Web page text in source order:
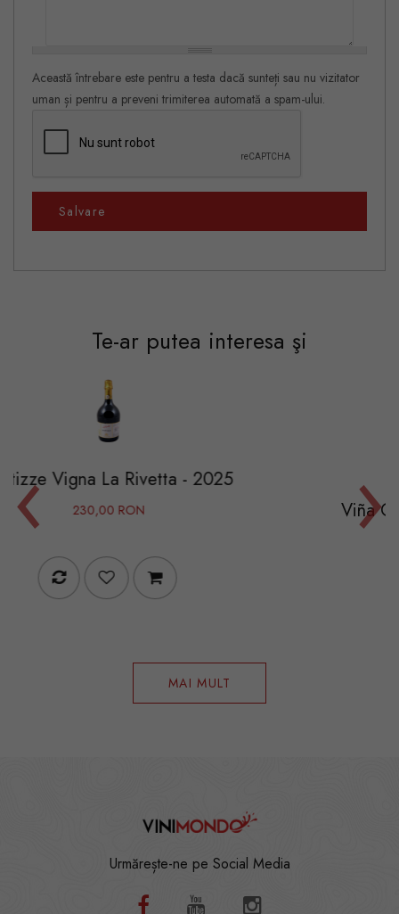
Această întrebare este pentru a testa dacă sunteți sau nu vizitator
uman și pentru a preveni trimiterea automată a spam-ului.
Salvare
Te-ar putea interesa şi
- 2025
Viña Gravonia Blanco
‹ ›
MAI MULT
Urmărește-ne pe Social Media